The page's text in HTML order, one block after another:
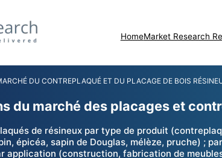
HomeMarket Research
DU CONTREPLAQUÉ ET DU PLACAGE DE BOIS
du marché des placages et
de résineux par type de produit
épicéa, sapin de Douglas, mélèze, pruche) ;
application (construction, fabrication de